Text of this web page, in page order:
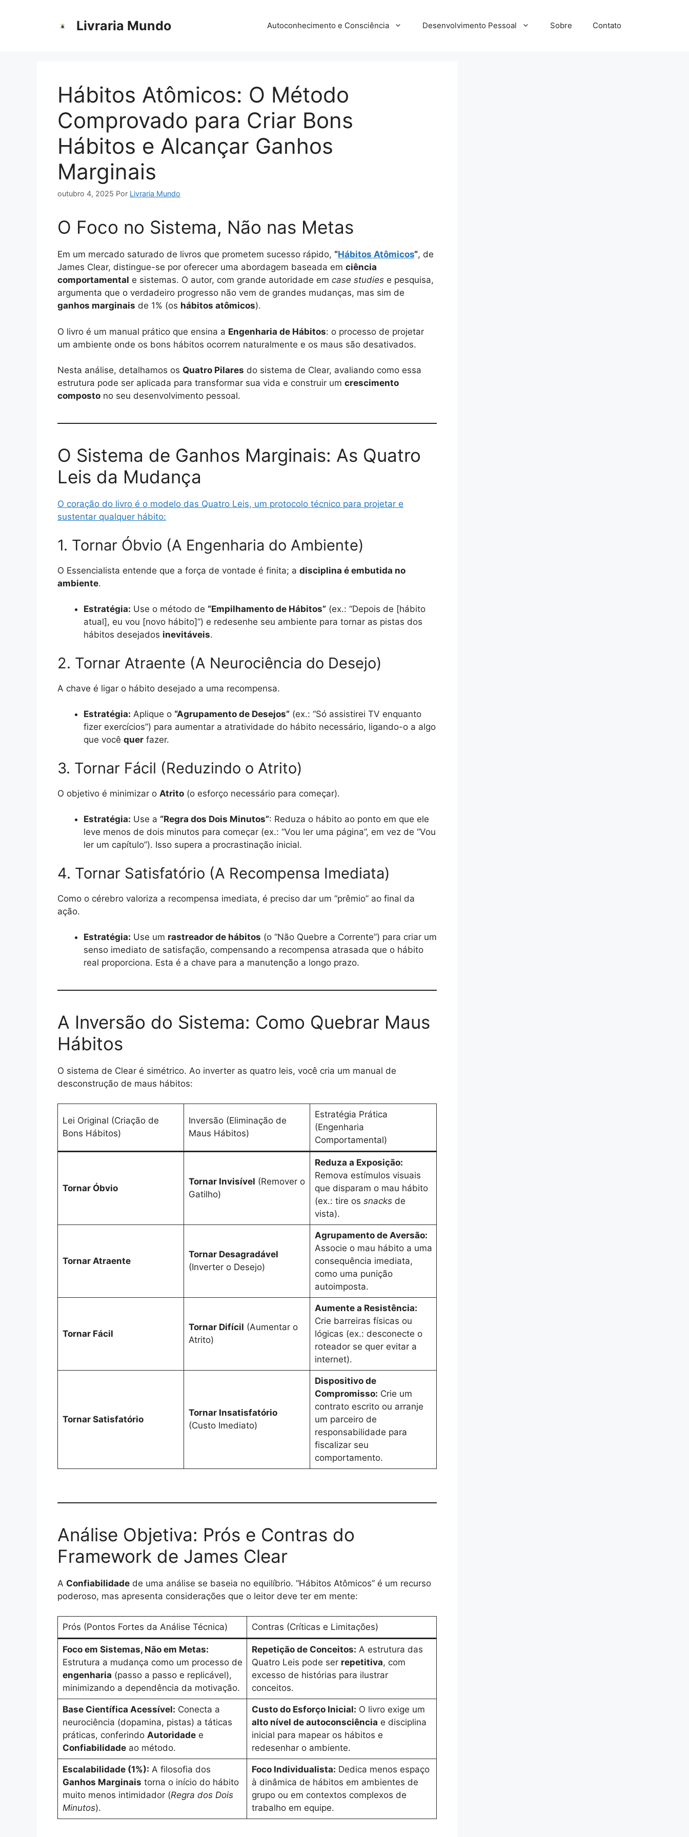
Livraria Mundo Autoconhecimento e Consciência Desenvolvimento Pessoal Sobre Contato
Hábitos Atômicos: O Método
Comprovado para Criar Bons
Hábitos e Alcançar Ganhos
Marginais
outubro 4, 2025 Por Livraria Mundo
O Foco no Sistema, Não nas Metas
Em um mercado saturado de livros que prometem sucesso rápido, “Hábitos Atômicos“, de
James Clear, distingue-se por oferecer uma abordagem baseada em ciência
comportamental e sistemas. O autor, com grande autoridade em case studies e pesquisa,
argumenta que o verdadeiro progresso não vem de grandes mudanças, mas sim de
ganhos marginais de 1% (os hábitos atômicos).
O livro é um manual prático que ensina a Engenharia de Hábitos: o processo de projetar
um ambiente onde os bons hábitos ocorrem naturalmente e os maus são desativados.
Nesta análise, detalhamos os Quatro Pilares do sistema de Clear, avaliando como essa
estrutura pode ser aplicada para transformar sua vida e construir um crescimento
composto no seu desenvolvimento pessoal.
O Sistema de Ganhos Marginais: As Quatro
Leis da Mudança
O coração do livro é o modelo das Quatro Leis, um protocolo técnico para projetar e
sustentar qualquer hábito:
1. Tornar Óbvio (A Engenharia do Ambiente)
O Essencialista entende que a força de vontade é finita; a disciplina é embutida no
ambiente.
Estratégia: Use o método de “Empilhamento de Hábitos” (ex.: “Depois de [hábito
atual], eu vou [novo hábito]”) e redesenhe seu ambiente para tornar as pistas dos
hábitos desejados inevitáveis.
2. Tornar Atraente (A Neurociência do Desejo)
A chave é ligar o hábito desejado a uma recompensa.
Estratégia: Aplique o “Agrupamento de Desejos” (ex.: “Só assistirei TV enquanto
fizer exercícios”) para aumentar a atratividade do hábito necessário, ligando-o a algo
que você quer fazer.
3. Tornar Fácil (Reduzindo o Atrito)
O objetivo é minimizar o Atrito (o esforço necessário para começar).
Estratégia: Use a “Regra dos Dois Minutos”: Reduza o hábito ao ponto em que ele
leve menos de dois minutos para começar (ex.: “Vou ler uma página”, em vez de “Vou
ler um capítulo”). Isso supera a procrastinação inicial.
4. Tornar Satisfatório (A Recompensa Imediata)
Como o cérebro valoriza a recompensa imediata, é preciso dar um “prêmio” ao final da
ação.
Estratégia: Use um rastreador de hábitos (o “Não Quebre a Corrente”) para criar um
senso imediato de satisfação, compensando a recompensa atrasada que o hábito
real proporciona. Esta é a chave para a manutenção a longo prazo.
A Inversão do Sistema: Como Quebrar Maus
Hábitos
O sistema de Clear é simétrico. Ao inverter as quatro leis, você cria um manual de
desconstrução de maus hábitos:
Lei Original (Criação de
Bons Hábitos)
Inversão (Eliminação de
Maus Hábitos)
Estratégia Prática
(Engenharia
Comportamental)
Tornar Óbvio
Tornar Invisível (Remover o
Gatilho)
Reduza a Exposição:
Remova estímulos visuais
que disparam o mau hábito
(ex.: tire os snacksde
vista).
Tornar Atraente
Tornar Desagradável
(Inverter o Desejo)
Agrupamento de Aversão:
Associe o mau hábito a uma
consequência imediata,
como uma punição
autoimposta.
Tornar Fácil
Tornar Difícil (Aumentar o
Atrito)
Aumente a Resistência:
Crie barreiras físicas ou
lógicas (ex.: desconecte o
roteador se quer evitar a
internet).
Tornar Satisfatório
Tornar Insatisfatório
(Custo Imediato)
Dispositivo de
Compromisso: Crie um
contrato escrito ou arranje
um parceiro de
responsabilidade para
fiscalizar seu
comportamento.
Análise Objetiva: Prós e Contras do
Framework de James Clear
A Confiabilidade de uma análise se baseia no equilíbrio. “Hábitos Atômicos” é um recurso
poderoso, mas apresenta considerações que o leitor deve ter em mente:
Prós (Pontos Fortes da Análise Técnica) Contras (Críticas e Limitações)
Foco em Sistemas, Não em Metas:
Estrutura a mudança como um processo de
engenharia (passo a passo e replicável),
minimizando a dependência da motivação.
Repetição de Conceitos: A estrutura das
Quatro Leis pode ser repetitiva, com
excesso de histórias para ilustrar
conceitos.
Base Científica Acessível: Conecta a
neurociência (dopamina, pistas) a táticas
práticas, conferindo Autoridadee
Confiabilidadeao método.
Custo do Esforço Inicial: O livro exige um
alto nível de autoconsciência e disciplina
inicial para mapear os hábitos e
redesenhar o ambiente.
Escalabilidade (1%): A filosofia dos
Ganhos Marginais torna o início do hábito
muito menos intimidador (Regra dos Dois
Minutos).
Foco Individualista: Dedica menos espaço
à dinâmica de hábitos em ambientes de
grupo ou em contextos complexos de
trabalho em equipe.